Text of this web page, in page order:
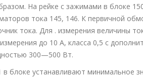
На рейке с зажимами в блоке
тока 145, 146. К первичной
тока. Для . измерения величины
до 10 А, класса 0,5 с
300—500 Вт.
блоке устанавливают минимальное